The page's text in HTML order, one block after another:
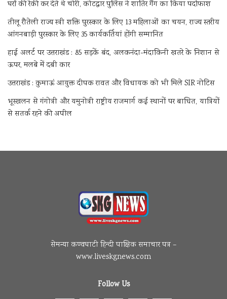
घरों की रेकी कर देते थे चोरी, कोटद्वार पुलिस ने शातिर गैंग का किया पर्दाफाश
तीलू रौतेली राज्य स्त्री शक्ति पुरस्कार के लिए 13 महिलाओं का चयन, राज्य स्तरीय
आंगनबाड़ी पुरस्कार के लिए 35 कार्यकर्तियां होंगी सम्मानित
हाई अलर्ट पर उत्तराखंड : 85 सड़कें बंद, अलकनंदा-मंदाकिनी खतरे के निशान से
ऊपर, मलबे में दबी कार
उत्तराखंड : कुमाऊं आयुक्त दीपक रावत और विधायक को भी मिले SIR नोटिस
भूस्खलन से गंगोत्री और यमुनोत्री राष्ट्रीय राजमार्ग कई स्थानों पर बाधित, यात्रियों
से सतर्क रहने की अपील
सेमन्या कण्वघाटी हिन्दी पाक्षिक समाचार पत्र –
www.liveskgnews.com
Follow Us